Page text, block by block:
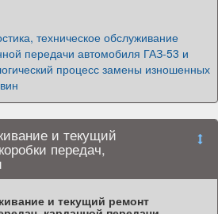
техническое обслуживание
передачи автомобиля ГАЗ-53 и
процесс замены изношенных
и текущий
передач,
и текущий ремонт